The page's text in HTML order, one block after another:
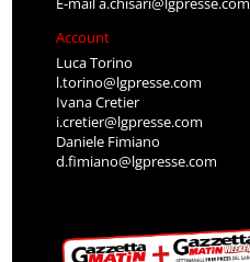
Account
Luca Torino
l.torino@lgpresse.com
Ivana Cretier
i.cretier@lgpresse.com
Daniele Fimiano
d.fimiano@lgpresse.com